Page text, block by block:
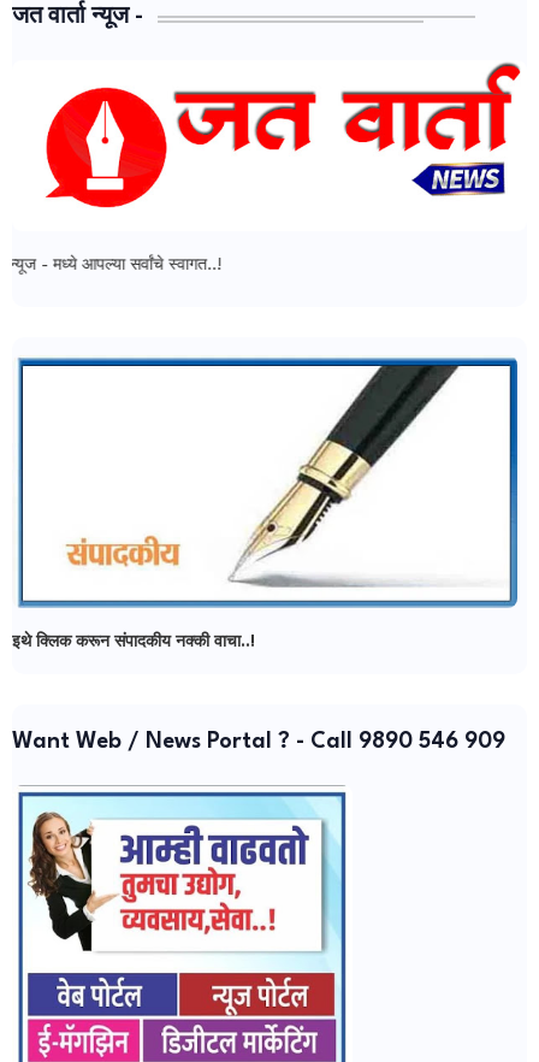
जत वार्ता न्यूज -
सर्वांचे स्वागत..!
इथे क्लिक करून संपादकीय नक्की वाचा..!
Want Web / News Portal ? - Call 9890 546 909